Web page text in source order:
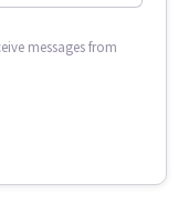
messages from